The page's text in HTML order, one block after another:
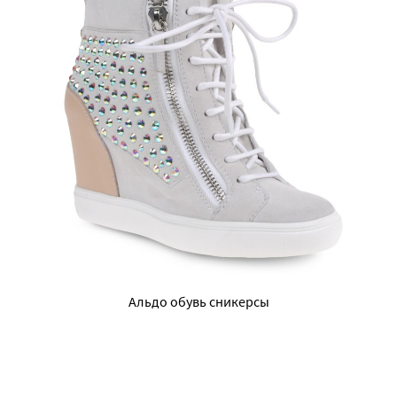
Альдо обувь сникерсы